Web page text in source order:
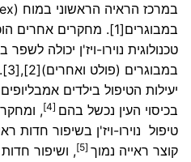
במבוגרים[1]
. מחקרים אחרים
טכנולוגית נוירו-ויז'ן יכולה
במבוגרים (פולט ואחרים)[2]
,
[3]
בכיסוי העין נכשל בהם [4]
,
טיפול נוירו-ויז'ן בשיפור חדות
קוצר ראייה נמוך [5]
, ושיפור